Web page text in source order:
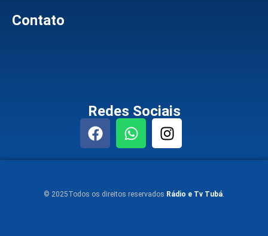
Contato
Redes Sociais
© 2025Todos os direitos reservados Rádio e Tv Tubá.